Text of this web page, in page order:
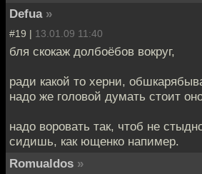
Defua »
#19 | 13.01.09 11:40
бля скокаж долбоёбов вокруг,
ради какой то херни,
надо же головой думать стоит
надо воровать так, чтоб не
сидишь, как ющенко напимер.
Romualdos »